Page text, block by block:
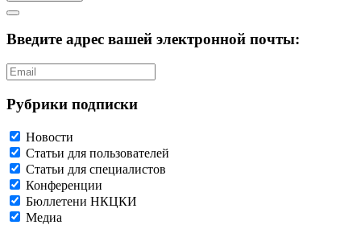
Введите адрес вашей электронной почты:
Рубрики подписки
Новости
Статьи для пользователей
Статьи для специалистов
Конференции
Бюллетени НКЦКИ
Медиа